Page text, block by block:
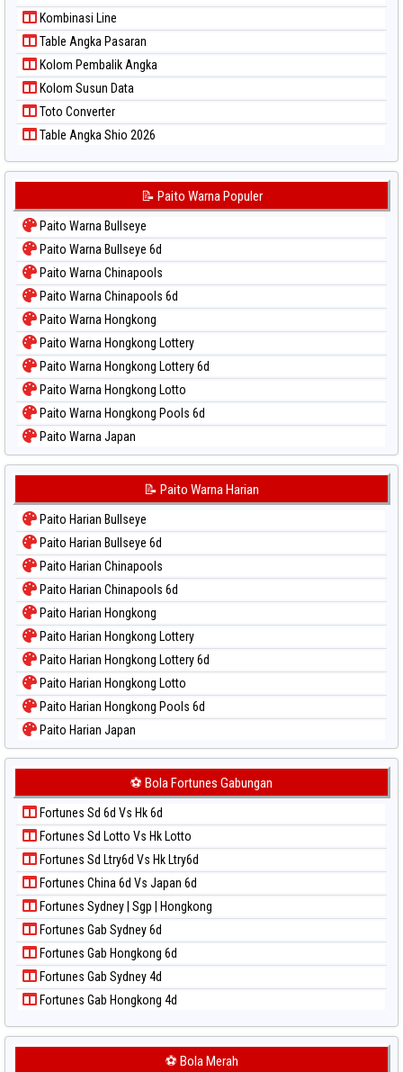
Kombinasi Line
Table Angka Pasaran
Kolom Pembalik Angka
Kolom Susun Data
Toto Converter
Table Angka Shio 2026
📝 Paito Warna Populer
Paito Warna Bullseye
Paito Warna Bullseye 6d
Paito Warna Chinapools
Paito Warna Chinapools 6d
Paito Warna Hongkong
Paito Warna Hongkong Lottery
Paito Warna Hongkong Lottery 6d
Paito Warna Hongkong Lotto
Paito Warna Hongkong Pools 6d
Paito Warna Japan
Paito Warna Japan 6d
Paito Warna Kuda Lari
Paito Warna Magnum Cambodia
Paito Warna Nagoya
Paito Warna New York Midday
Paito Warna North Carolina Day
Paito Warna Pcso
Paito Warna Pennsylvania Day
Paito Warna Sao Paulo
Paito Warna Singapore
Paito Warna Sydney
Paito Warna Sydney Lottery
Paito Warna Sydney Lotto
Paito Warna Sydney Pools 6d
Paito Warna Taipei
Paito Warna Taiwan
📝 Paito Warna Harian
Paito Harian Bullseye
Paito Harian Bullseye 6d
Paito Harian Chinapools
Paito Harian Chinapools 6d
Paito Harian Hongkong
Paito Harian Hongkong Lottery
Paito Harian Hongkong Lottery 6d
Paito Harian Hongkong Lotto
Paito Harian Hongkong Pools 6d
Paito Harian Japan
Paito Harian Japan 6d
Paito Harian Korea
Paito Harian Kuda Lari
Paito Harian Magnum Cambodia
Paito Harian Nagoya
Paito Harian New York Midday
Paito Harian North Carolina Day
Paito Harian Pcso
Paito Harian Pennsylvania Day
Paito Harian Sao Paulo
Paito Harian Singapore
Paito Harian Sydney
Paito Harian Sydney Lottery
Paito Harian Sydney Lottery 6d
⚽ Bola Fortunes Gabungan
Fortunes Sd 6d Vs Hk 6d
Fortunes Sd Lotto Vs Hk Lotto
Fortunes Sd Ltry6d Vs Hk Ltry6d
Fortunes China 6d Vs Japan 6d
Fortunes Sydney | Sgp | Hongkong
Fortunes Gab Sydney 6d
Fortunes Gab Hongkong 6d
Fortunes Gab Sydney 4d
Fortunes Gab Hongkong 4d
⚽ Bola Merah